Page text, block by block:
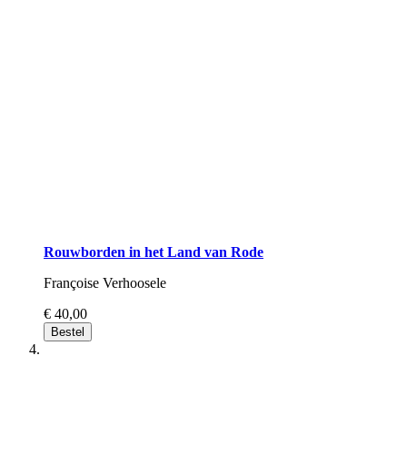
Rouwborden in het Land van Rode
Françoise Verhoosele
€ 40,00
Bestel